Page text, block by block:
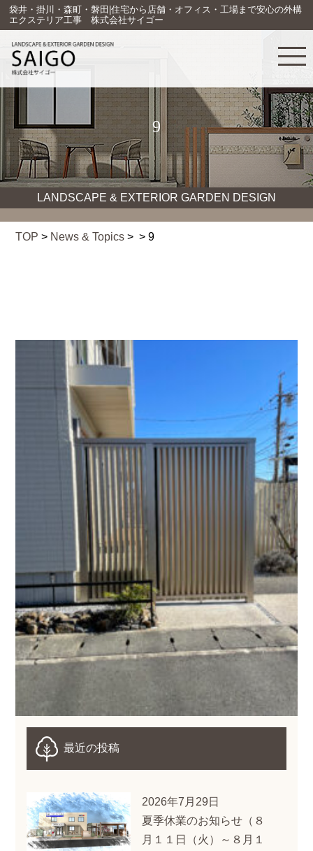
袋井・掛川・森町・磐田|住宅から店舗・オフィス・工場まで安心の外構
エクステリア工事 株式会社サイゴー
9
LANDSCAPE & EXTERIOR GARDEN DESIGN
TOP > News & Topics > > 9
最近の投稿
2026年7月29日
夏季休業のお知らせ（８
月１１日（火）～８月１